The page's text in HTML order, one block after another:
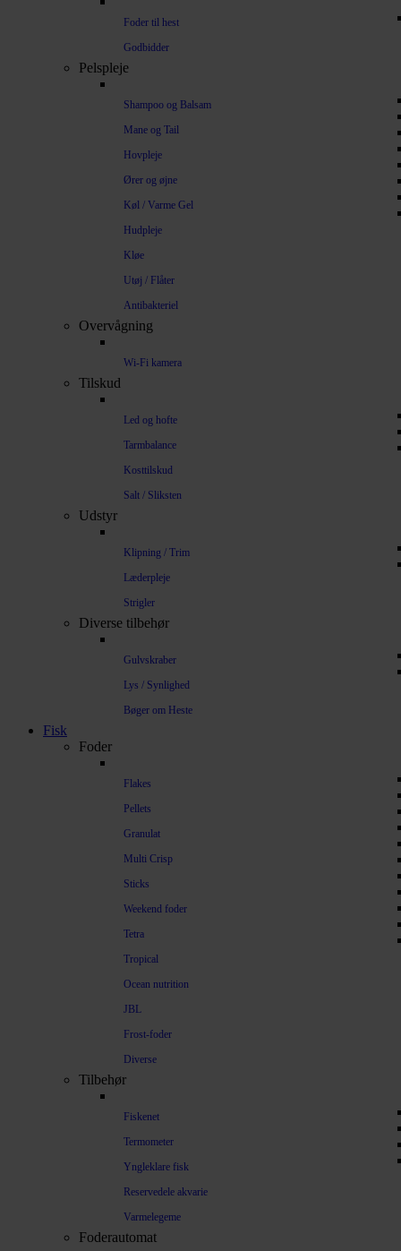
Foder til hest
Godbidder
Pelspleje
Shampoo og Balsam
Mane og Tail
Hovpleje
Ører og øjne
Køl / Varme Gel
Hudpleje
Kløe
Utøj / Flåter
Antibakteriel
Overvågning
Wi-Fi kamera
Tilskud
Led og hofte
Tarmbalance
Kosttilskud
Salt / Sliksten
Udstyr
Klipning / Trim
Læderpleje
Strigler
Diverse tilbehør
Gulvskraber
Lys / Synlighed
Bøger om Heste
Fisk
Foder
Flakes
Pellets
Granulat
Multi Crisp
Sticks
Weekend foder
Tetra
Tropical
Ocean nutrition
JBL
Frost-foder
Diverse
Tilbehør
Fiskenet
Termometer
Yngleklare fisk
Reservedele akvarie
Varmelegeme
Foderautomat